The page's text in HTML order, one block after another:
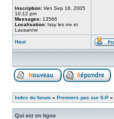
Inscription: Ven Sep 16, 2005
10:12 pm
Messages: 13566
Localisation: Issy les mx et
Lausanne
Haut
Index du forum » Premiers pas sur S-P »
Qui est en ligne